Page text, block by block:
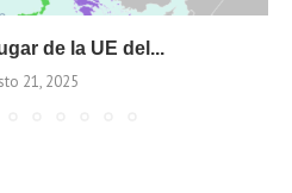
de la UE del...
21, 2025